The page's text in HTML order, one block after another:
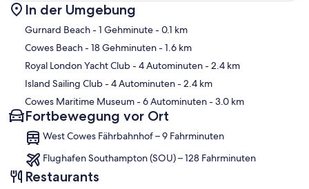
Karte
In der Umgebung
Gurnard Beach- 1 Gehminute- 0.1 km
Cowes Beach- 18 Gehminuten- 1.6 km
Royal London Yacht Club- 4 Autominuten- 2.4 km
Island Sailing Club- 4 Autominuten- 2.4 km
Cowes Maritime Museum- 6 Autominuten- 3.0 km
Fortbewegung vor Ort
West Cowes Fährbahnhof – 9 Fahrminuten
Flughafen Southampton (SOU) – 128 Fahrminuten
Restaurants